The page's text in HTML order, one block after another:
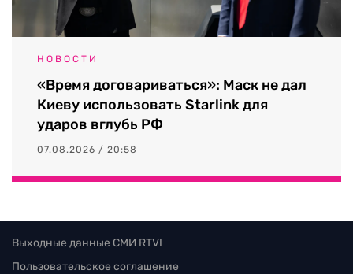
НОВОСТИ
«Время договариваться»: Маск не дал
Киеву использовать Starlink для
ударов вглубь РФ
07.08.2026 / 20:58
Выходные данные СМИ RTVI
Пользовательское соглашение